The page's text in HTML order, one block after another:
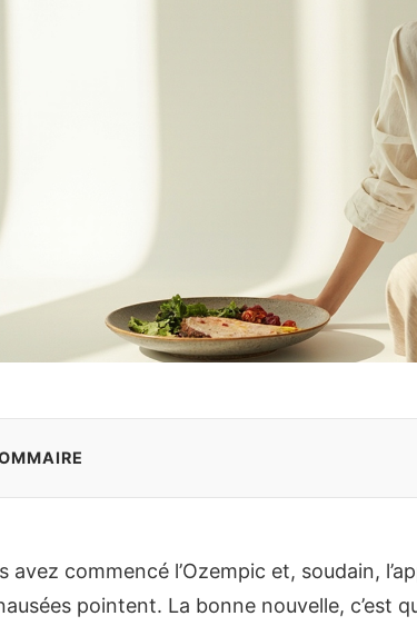
avez commencé l’Ozempic et, soudain,
pointent. La bonne nouvelle, c’est